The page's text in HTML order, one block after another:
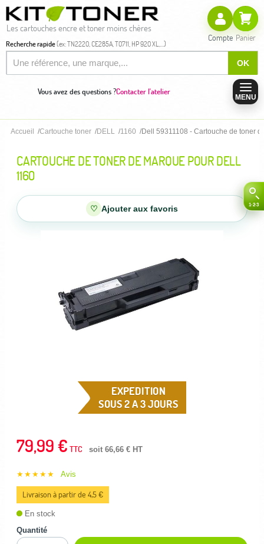
Les cartouches encre et toner moins chères
Recherche rapide(ex: TN2220, CE285A, T0711, HP 920 XL,...)
OK
Compte Panier
Vous avez des questions ?Contacter l'atelier
MENU
Accueil Cartouche toner DELL 1160 Dell 59311108 - Cartouche de toner
CARTOUCHE DE TONER DE MARQUE POUR DELL
1160
♡ Ajouter aux favoris
EXPEDITION
SOUS 2 A 3 JOURS
79,99 € TTC soit 66,66 € HT
★★★★★ Avis
Livraison à partir de 4,5 €
En stock
Quantité